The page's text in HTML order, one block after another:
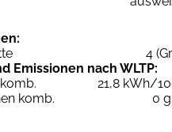
4
Emissionen nach WLTP:
21,8 kWh/
komb.
0